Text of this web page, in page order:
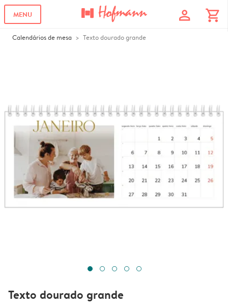
MENU profile shopping_cart
Calendários de mesa Texto dourado grande
Texto dourado grande